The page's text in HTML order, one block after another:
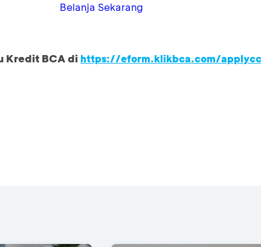
Belanja Sekarang
Kredit BCA di https://eform.klikbca.com/